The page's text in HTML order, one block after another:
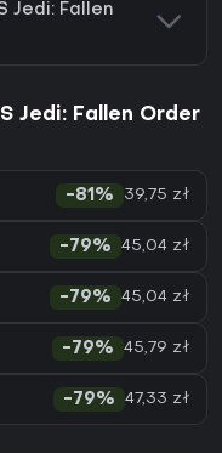
Jedi: Fallen
Jedi: Fallen Order
-81% 39,75 zł
-79% 45,04 zł
-79% 45,04 zł
-79% 45,79 zł
-79% 47,33 zł